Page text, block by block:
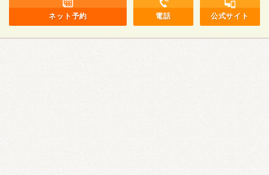
ネット予約 電話 公式サイト